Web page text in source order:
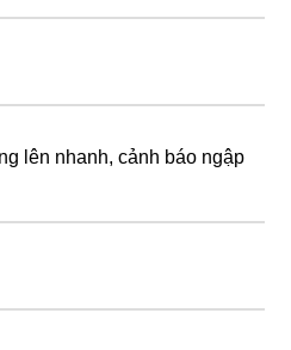
lên nhanh, cảnh báo ngập